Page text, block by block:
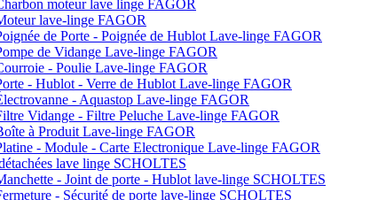
moteur lave linge FAGOR
lave-linge FAGOR
de Porte - Poignée de Hublot Lave-linge FAGOR
de Vidange Lave-linge FAGOR
- Poulie Lave-linge FAGOR
- Hublot - Verre de Hublot Lave-linge FAGOR
- Aquastop Lave-linge FAGOR
Vidange - Filtre Peluche Lave-linge FAGOR
à Produit Lave-linge FAGOR
- Module - Carte Electronique Lave-linge FAGOR
lave linge SCHOLTES
- Joint de porte - Hublot lave-linge SCHOLTES
- Sécurité de porte lave-linge SCHOLTES